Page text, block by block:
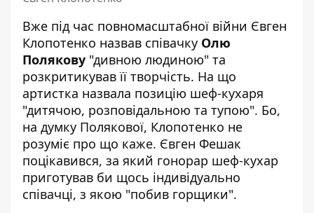
Вже під час повномасштабної війни Євген
Клопотенко назвав співачку Олю
Полякову "дивною людиною" та
розкритикував її творчість. На що
артистка назвала позицію шеф-кухаря
"дитячою, розповідальною та тупою". Бо,
на думку Полякової, Клопотенко не
розуміє про що каже. Євген Фешак
поцікавився, за який гонорар шеф-кухар
приготував би щось індивідуально
співачці, з якою "побив горщики".